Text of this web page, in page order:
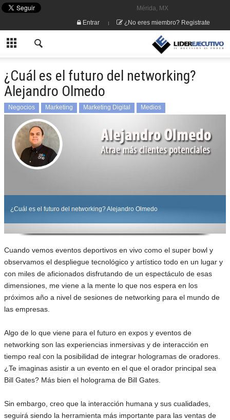
Mérida, MX
Entrar
¿No eres miembro? Registrate
¿Cuál es el futuro del networking?
Alejandro Olmedo
Negocios Marketing Marketing Digital Medios
¿Cuál es el futuro del networking? Alejandro Olmedo
Cuando vemos eventos deportivos en vivo como el super bowl y
observamos el despliegue tecnológico y artístico todo en un lugar y
con miles de aficionados disfrutando de un espectáculo de esas
dimensiones, me viene a la mente lo que nos espera en los
próximos año a nivel de sesiones de networking para el mundo de
las empresas.
Algo de lo que viene para el futuro en expos y eventos de
networking son las experiencias inmersivas y de interacción en
tiempo real con la posibilidad de integrar hologramas de oradores.
¿Te imaginas asistir a un evento en el que el orador principal sea
Bill Gates? Más bien el holograma de Bill Gates.
Sin embargo, creo que la interacción humana y sus cualidades,
seguirá siendo la herramienta más importante para las ventas de